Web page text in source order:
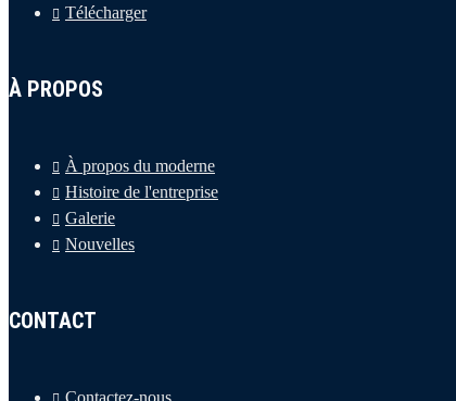
Télécharger
À PROPOS
À propos du moderne
Histoire de l'entreprise
Galerie
Nouvelles
CONTACT
Contactez-nous